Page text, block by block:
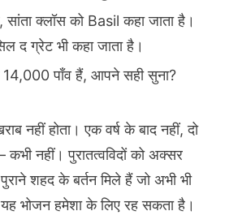
क्लॉस को Basil कहा जाता है।
द ग्रेट भी कहा जाता है।
पाँव हैं, आपने सही सुना?
नहीं होता। एक वर्ष के बाद नहीं, दो
कभी नहीं। पुरातत्वविदों को अक्सर
शहद के बर्तन मिले हैं जो अभी भी
यह भोजन हमेशा के लिए रह सकता है।